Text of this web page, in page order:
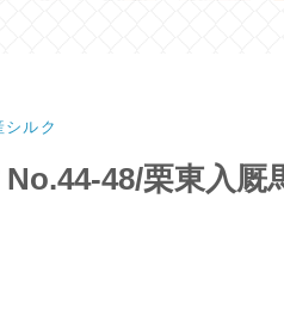
シルク
No.44-48/栗東入